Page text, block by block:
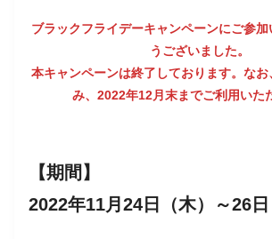
ブラックフライデーキャンペーンにご参加
うございました。
本キャンペーンは終了しております。な
み、2022年12月末までご利用いた
【期間】
2022年11月24日（木）～26日